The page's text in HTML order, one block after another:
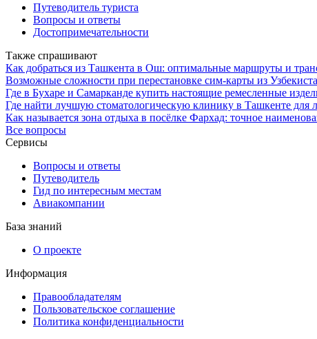
Путеводитель туриста
Вопросы и ответы
Достопримечательности
Также спрашивают
Как добраться из Ташкента в Ош: оптимальные маршруты и
Возможные сложности при перестановке сим-карты из
Где в Бухаре и Самарканде купить настоящие ремесленные
Где найти лучшую стоматологическую клинику в Ташкенте для
Как называется зона отдыха в посёлке Фархад: точное
Все вопросы
Сервисы
Вопросы и ответы
Путеводитель
Гид по интересным местам
Авиакомпании
База знаний
О проекте
Информация
Правообладателям
Пользовательское соглашение
Политика конфиденциальности